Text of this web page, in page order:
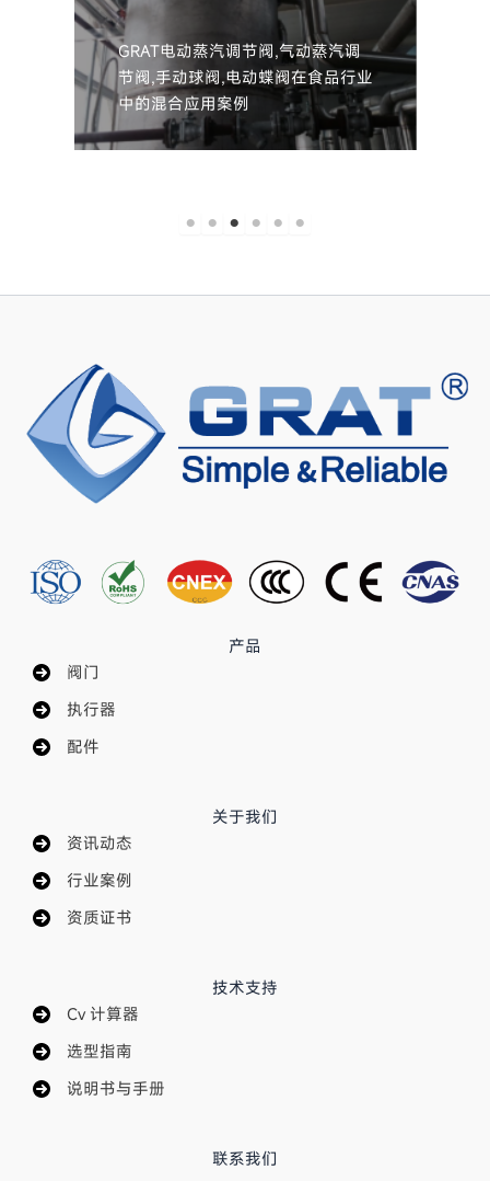
,气动蒸汽调
阀在食品行业
GRAT快速开关型电动球阀在食品行
业中的应用
产品
阀门
执行器
配件
关于我们
资讯动态
行业案例
资质证书
技术支持
Cv 计算器
选型指南
说明书与手册
联系我们